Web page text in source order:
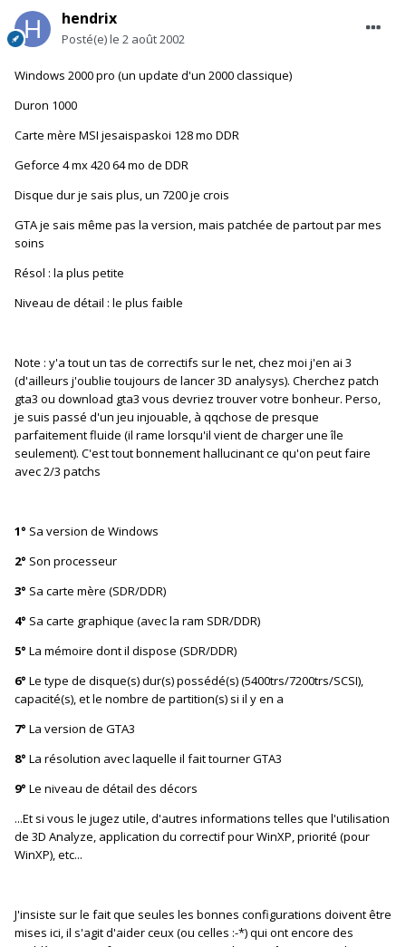
hendrix
Posté(e)le 2 août 2002
Windows 2000 pro (un update d'un 2000 classique)
Duron 1000
Carte mère MSI jesaispaskoi 128 mo DDR
Geforce 4 mx 420 64 mo de DDR
Disque dur je sais plus, un 7200 je crois
GTA je sais même pas la version, mais patchée de partout par mes
soins
Résol : la plus petite
Niveau de détail : le plus faible
Note : y'a tout un tas de correctifs sur le net, chez moi j'en ai 3
(d'ailleurs j'oublie toujours de lancer 3D analysys). Cherchez patch
gta3 ou download gta3 vous devriez trouver votre bonheur. Perso,
je suis passé d'un jeu injouable, à qqchose de presque
parfaitement fluide (il rame lorsqu'il vient de charger une île
seulement). C'est tout bonnement hallucinant ce qu'on peut faire
avec 2/3 patchs
1° Sa version de Windows
2° Son processeur
3° Sa carte mère (SDR/DDR)
4° Sa carte graphique (avec la ram SDR/DDR)
5° La mémoire dont il dispose (SDR/DDR)
6° Le type de disque(s) dur(s) possédé(s) (5400trs/7200trs/SCSI),
capacité(s), et le nombre de partition(s) si il y en a
7° La version de GTA3
8° La résolution avec laquelle il fait tourner GTA3
9° Le niveau de détail des décors
...Et si vous le jugez utile, d'autres informations telles que l'utilisation
de 3D Analyze, application du correctif pour WinXP, priorité (pour
WinXP), etc...
J'insiste sur le fait que seules les bonnes configurations doivent être
mises ici, il s'agit d'aider ceux (ou celles :-*) qui ont encore des